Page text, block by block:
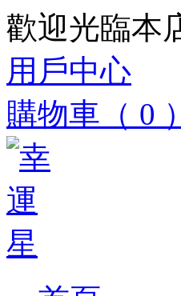
歡迎光臨本
用戶中心
購物車（ 0 ）